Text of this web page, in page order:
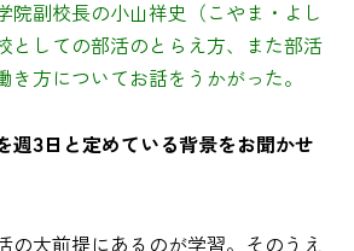
院副校長の小山祥史（こやま・よし
としての部活のとらえ方、また部活
き方についてお話をうかがった。
3日と定めている背景をお聞かせ
の大前提にあるのが学習。そのうえ